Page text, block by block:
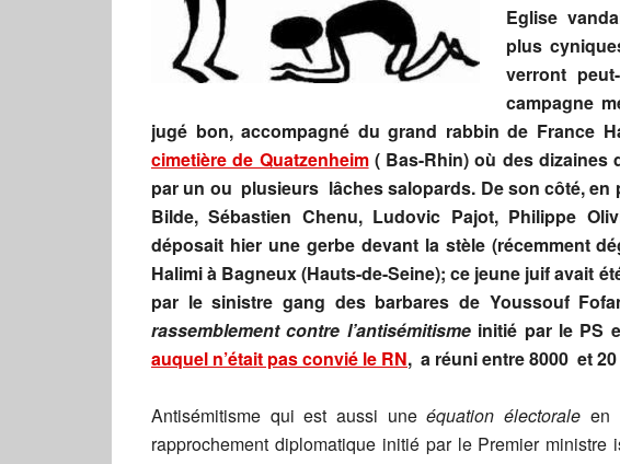
Eglise
plus
verront
campagne
jugé bon, accompagné du grand rabbin de France
cimetière de Quatzenheim( Bas-Rhin) où des dizaines
par un ou plusieurs lâches salopards. De son côté, en
Bilde, Sébastien Chenu, Ludovic Pajot, Philippe
déposait hier une gerbe devant la stèle (récemment
Halimi à Bagneux (Hauts-de-Seine); ce jeune juif avait
par le sinistre gang des barbares de Youssouf
rassemblement contre l’antisémitismeinitié par le PS
auquel n’était pas convié le RN, a réuni entre 8000 et
Antisémitisme qui est aussi uneéquation électorale en
rapprochement diplomatique initié par le Premier ministre